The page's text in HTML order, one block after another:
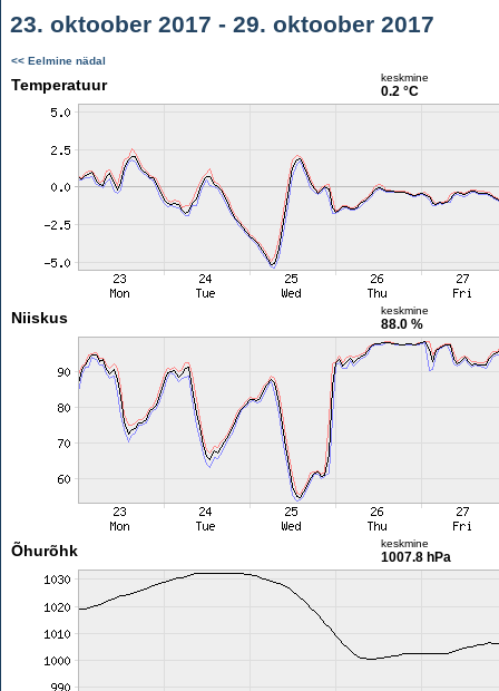
23. oktoober 2017 - 29. oktoober 2017
<< Eelmine nädal
Temperatuur keskmine
0.2 °C
Niiskus keskmine
88.0 %
Õhurõhk keskmine
1007.8 hPa